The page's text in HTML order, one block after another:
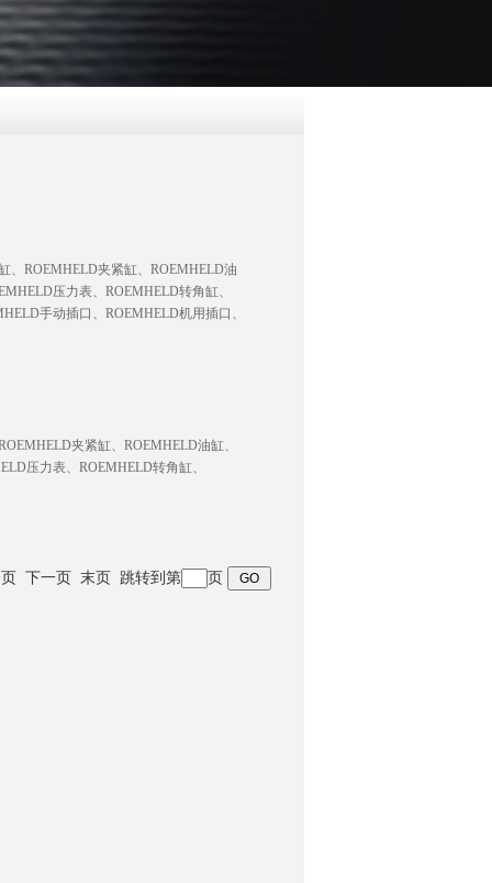
、ROEMHELD夹紧缸、ROEMHELD油
压力表、ROEMHELD转角缸、
手动插口、ROEMHELD机用插口、
夹紧缸、ROEMHELD油缸、
压力表、ROEMHELD转角缸、
下一页 末页 跳转到第 页